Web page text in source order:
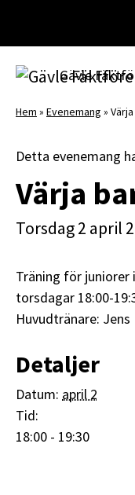
Gävle
Hem » Evenemang »
Detta evenemang
Värja
torsdag 2 april
Träning för juniorer
torsdagar 18:00-
Huvudtränare: Jens
Detaljer
Datum: april 2
Tid:
18:00 - 19:30